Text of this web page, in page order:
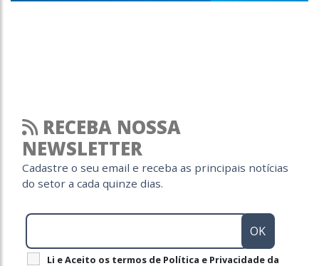
RECEBA NOSSA
NEWSLETTER
Cadastre o seu email e receba as principais notícias
do setor a cada quinze dias.
Li e Aceito os termos de Política e Privacidade da